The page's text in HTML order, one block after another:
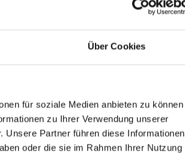
Über Cookies
für soziale Medien anbieten zu können
zu Ihrer Verwendung unserer
Unsere Partner führen diese Informationen
oder die sie im Rahmen Ihrer Nutzung